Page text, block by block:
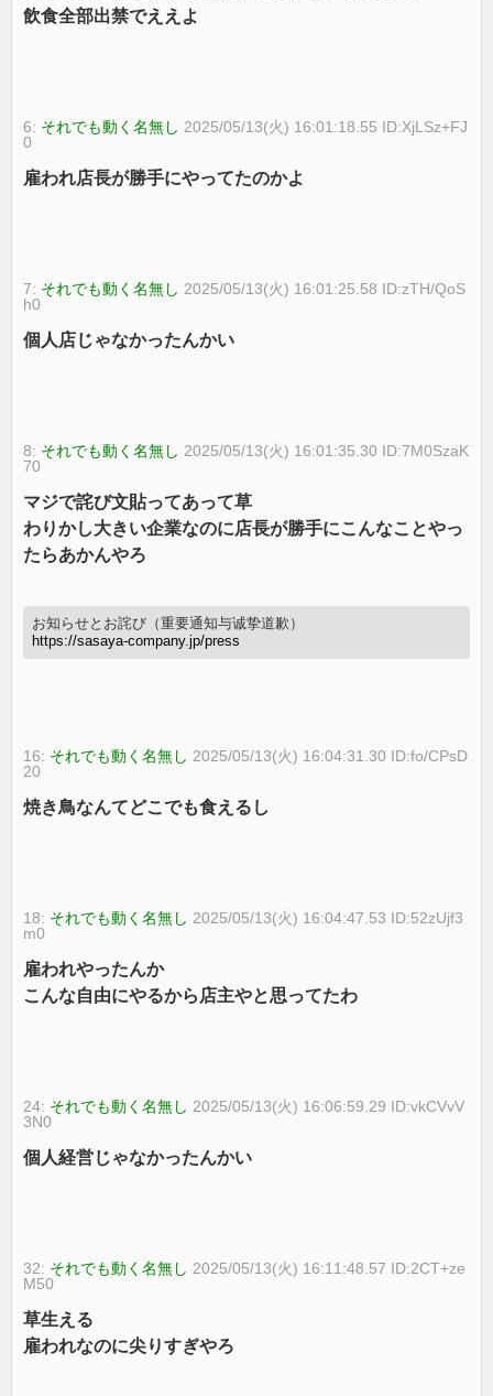
飲食全部出禁でええよ
6: それでも動く名無し 2025/05/13(火) 16:01:18.55 ID:XjLSz+FJ
0
雇われ店長が勝手にやってたのかよ
7: それでも動く名無し 2025/05/13(火) 16:01:25.58 ID:zTH/QoS
h0
個人店じゃなかったんかい
8: それでも動く名無し 2025/05/13(火) 16:01:35.30 ID:7M0SzaK
70
マジで詫び文貼ってあって草
わりかし大きい企業なのに店長が勝手にこんなことやっ
たらあかんやろ
お知らせとお詫び（重要通知与诚挚道歉）
https://sasaya-company.jp/press
16: それでも動く名無し 2025/05/13(火) 16:04:31.30 ID:fo/CPsD
20
焼き鳥なんてどこでも食えるし
18: それでも動く名無し 2025/05/13(火) 16:04:47.53 ID:52zUjf3
m0
雇われやったんか
こんな自由にやるから店主やと思ってたわ
24: それでも動く名無し 2025/05/13(火) 16:06:59.29 ID:vkCVvV
3N0
個人経営じゃなかったんかい
32: それでも動く名無し 2025/05/13(火) 16:11:48.57 ID:2CT+ze
M50
草生える
雇われなのに尖りすぎやろ